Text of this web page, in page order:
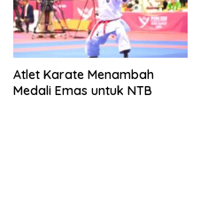
Atlet Karate Menambah
Medali Emas untuk NTB